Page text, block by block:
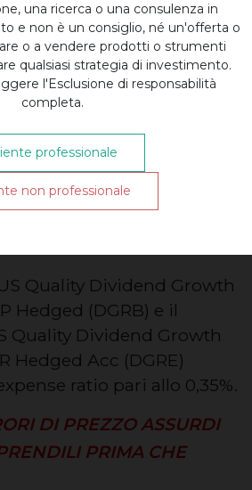
nel settore
globale, ha
l’espansione della sua
di azioni con copertura
e GBP per il WisdomTree
Growth UCITS ETF su
Quality Dividend Growth
Hedged (DGRB) e il
Quality Dividend Growth
Hedged Acc (DGRE)
ratio pari allo 0,35%.
DI PREZZO ASSURDI
PRIMA CHE
una ricerca o una consulenza in
e non è un consiglio, né un'offerta o
o a vendere prodotti o strumenti
qualsiasi strategia di investimento.
l'Esclusione di responsabilità
completa.
professionale
non professionale